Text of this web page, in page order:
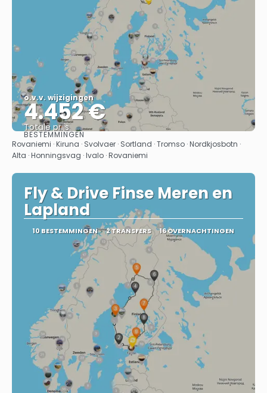
o.v.v. wijzigingen
4.452 €
Totale prijs
Bekijk
BESTEMMINGEN
Rovaniemi · Kiruna · Svolvaer · Sortland · Tromso · Nordkjosbotn ·
Alta · Honningsvag · Ivalo · Rovaniemi
Fly & Drive Finse Meren en
Lapland
10 BESTEMMINGEN 2 TRANSFERS 16 OVERNACHTINGEN